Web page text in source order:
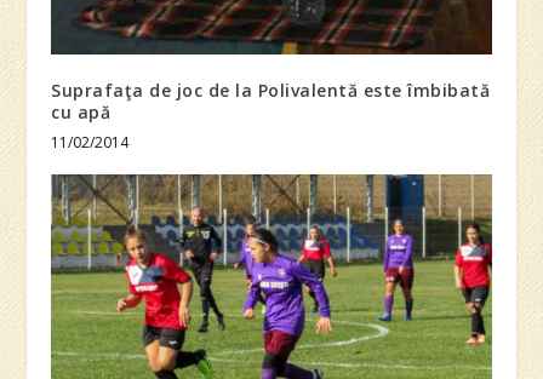
Suprafaţa de joc de la Polivalentă este îmbibată
cu apă
11/02/2014